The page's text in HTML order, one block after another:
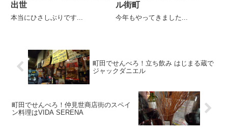
出世
本当にひさしぶりです...
ル街町
今年もやってきました...
町田でせんべろ！立ち飲み はじまる蔵で
ジャックダニエル
町田でせんべろ！仲見世商店街のスペイ
ン料理はVIDA SERENA